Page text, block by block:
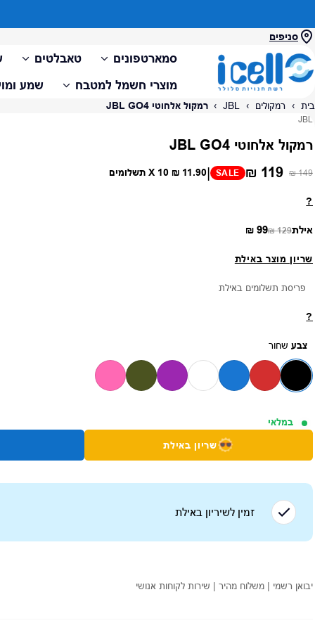
סניפים
סמארטפונים טאבלטים
מוצרי חשמל למטבח
שמע
בית › רמקולים ›
JBL
› רמקול אלחוטי JBL GO4
ספק:
JBL
רמקול אלחוטי JBL GO4
מחיר רגיל
149 ₪
מחיר מבצע119 ₪
SALE
|
11.90 ₪ X 10 תשלומים
?
אילתמחיר רגיל
129 ₪
מחיר מבצע
99 ₪
שריון מוצר באילת
פריסת תשלומים באילת
?
צבע שחור
במלאי
שריון באילת
זמין לשיריון באילת
יבואן רשמי | משלוח מהיר | שירות לקוחות אנושי